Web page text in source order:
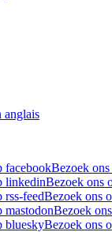
anglais
facebookBezoek
linkedinBezoek ons
rss-feedBezoek ons
mastodonBezoek
blueskyBezoek ons